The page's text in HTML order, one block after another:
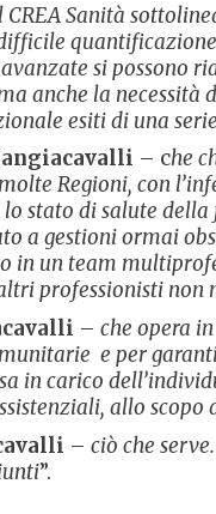
Sanità
si possono
anche la necessità
esiti di una
– che
Regioni, con
lo stato di salute
a gestioni ormai
in un team
professionisti non
– che opera
e per
in carico
allo
– ciò che
”.